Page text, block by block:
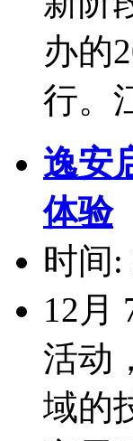
办的
行。
逸安
体验
时间:
12月
活动
域的